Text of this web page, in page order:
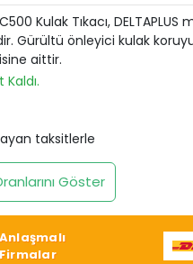
Kulak Tıkacı, DELTAPLUS
Gürültü önleyici kulak
aittir.
taksitlerle
Göster
Anlaşmalı
Firmalar